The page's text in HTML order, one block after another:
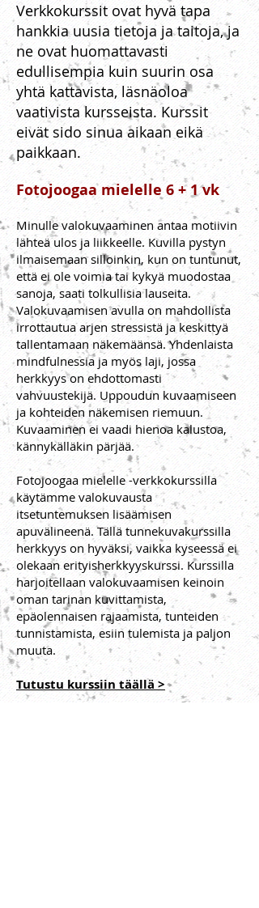
Verkkokurssit ovat hyvä tapa
hankkia uusia tietoja ja taitoja, ja
ne ovat huomattavasti
edullisempia kuin suurin osa
yhtä kattavista, läsnäoloa
vaativista kursseista. Kurssit
eivät sido sinua aikaan eikä
paikkaan.
Fotojoogaa mielelle 6 + 1 vk
Minulle valokuvaaminen antaa motiivin
lähteä ulos ja liikkeelle. Kuvilla pystyn
ilmaisemaan silloinkin, kun on tuntunut,
että ei ole voimia tai kykyä muodostaa
sanoja, saati tolkullisia lauseita.
Valokuvaamisen avulla on mahdollista
irrottautua arjen stressistä ja keskittyä
tallentamaan näkemäänsä. Yhdenlaista
mindfulnessia ja myös laji, jossa
herkkyys on ehdottomasti
vahvuustekijä. Uppoudun kuvaamiseen
ja kohteiden näkemisen riemuun.
Kuvaaminen ei vaadi hienoa kalustoa,
kännykälläkin pärjää.
Fotojoogaa mielelle -verkkokurssilla
käytämme valokuvausta
itsetuntemuksen lisäämisen
apuvälineenä. Tällä tunnekuvakurssilla
herkkyys on hyväksi, vaikka kyseessä ei
olekaan erityisherkkyyskurssi. Kurssilla
harjoitellaan valokuvaamisen keinoin
oman tarinan kuvittamista,
epäolennaisen rajaamista, tunteiden
tunnistamista, esiin tulemista ja paljon
muuta.
Tutustu kurssiin täällä >